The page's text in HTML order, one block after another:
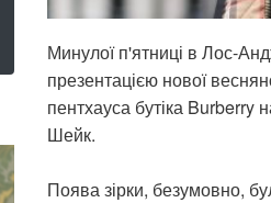
Минулої п'ятниці в Лос-
презентацією нової
пентхауса бутіка Burberry
Шейк.
Поява зірки, безумовно,